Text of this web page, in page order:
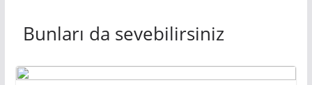
Bunları da sevebilirsiniz